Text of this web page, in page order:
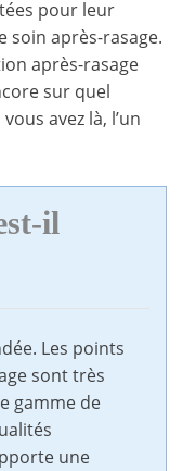
pour leur
soin après-rasage.
après-rasage
sur quel
avez là, l’un
il
Les points
sont très
gamme de
une